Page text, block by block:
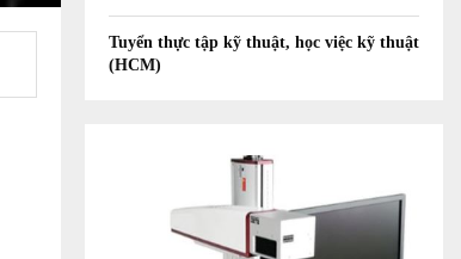
Tuyển thực tập kỹ thuật, học việc kỹ thuật
(HCM)